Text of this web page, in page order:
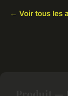
← Voir tous les